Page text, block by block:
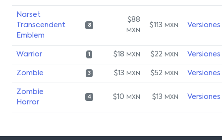
Narset
Transcendent
Emblem
8
$88
MXN
$113 MXN Versiones
Warrior 1 $18 MXN $22 MXN Versiones
Zombie 3 $13 MXN $52 MXN Versiones
Zombie
Horror
4 $10 MXN $13 MXN Versiones